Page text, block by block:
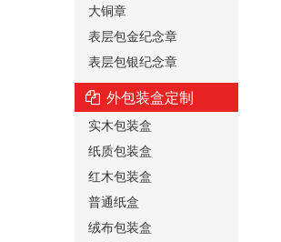
大铜章
表层包金纪念章
表层包银纪念章
外包装盒定制
实木包装盒
纸质包装盒
红木包装盒
普通纸盒
绒布包装盒